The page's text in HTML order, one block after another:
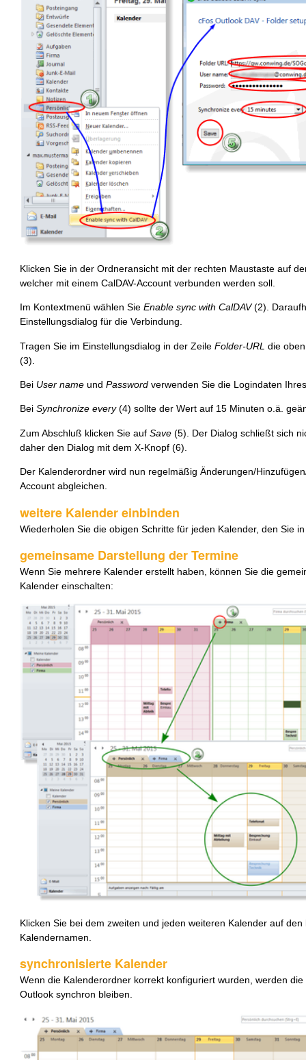
Klicken Sie in der Ordneransicht mit der rechten Maustaste auf
welcher mit einem CalDAV-Account verbunden werden soll.
Im Kontextmenü wählen SieEnable sync with CalDAV(2).
Einstellungsdialog für die Verbindung.
Tragen Sie im Einstellungsdialog in der ZeileFolder-URL die
(3).
Bei User name undPassword verwenden Sie die Logindaten
BeiSynchronize every(4) sollte der Wert auf 15 Minuten o.ä.
Zum Abschluß klicken Sie aufSave (5). Der Dialog schließt sich
daher den Dialog mit dem X-Knopf (6).
Der Kalenderordner wird nun regelmäßig Änderungen/
Account abgleichen.
weitere Kalender einbinden
Wiederholen Sie die obigen Schritte für jeden Kalender, den Sie
gemeinsame Darstellung der Termine
Wenn Sie mehrere Kalender erstellt haben, können Sie die
Kalender einschalten:
Klicken Sie bei dem zweiten und jeden weiteren Kalender auf
Kalendernamen.
synchronisierte Kalender
Wenn die Kalenderordner korrekt konfiguriert wurden, werden
Outlook synchron bleiben.